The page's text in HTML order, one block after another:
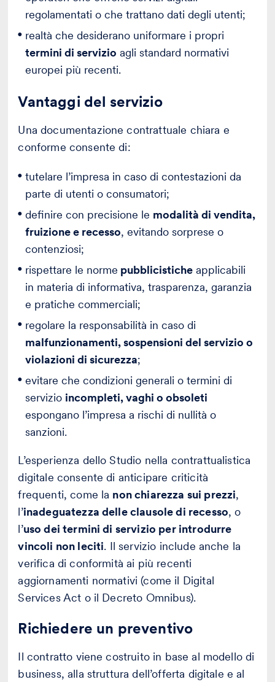
regolamentati o che trattano dati degli utenti;
realtà che desiderano uniformare i propri
termini di servizio agli standard normativi
europei più recenti.
Vantaggi del servizio
Una documentazione contrattuale chiara e
conforme consente di:
tutelare l’impresa in caso di contestazioni da
parte di utenti o consumatori;
definire con precisione le modalità di vendita,
fruizione e recesso, evitando sorprese o
contenziosi;
rispettare le norme pubblicistiche applicabili
in materia di informativa, trasparenza, garanzia
e pratiche commerciali;
regolare la responsabilità in caso di
malfunzionamenti, sospensioni del servizio o
violazioni di sicurezza;
evitare che condizioni generali o termini di
servizio incompleti, vaghi o obsoleti
espongano l’impresa a rischi di nullità o
sanzioni.
L’esperienza dello Studio nella contrattualistica
digitale consente di anticipare criticità
frequenti, come la non chiarezza sui prezzi,
l’inadeguatezza delle clausole di recesso, o
l’uso dei termini di servizio per introdurre
vincoli non leciti. Il servizio include anche la
verifica di conformità ai più recenti
aggiornamenti normativi (come il Digital
Services Act o il Decreto Omnibus).
Richiedere un preventivo
Il contratto viene costruito in base al modello di
business, alla struttura dell’offerta digitale e al